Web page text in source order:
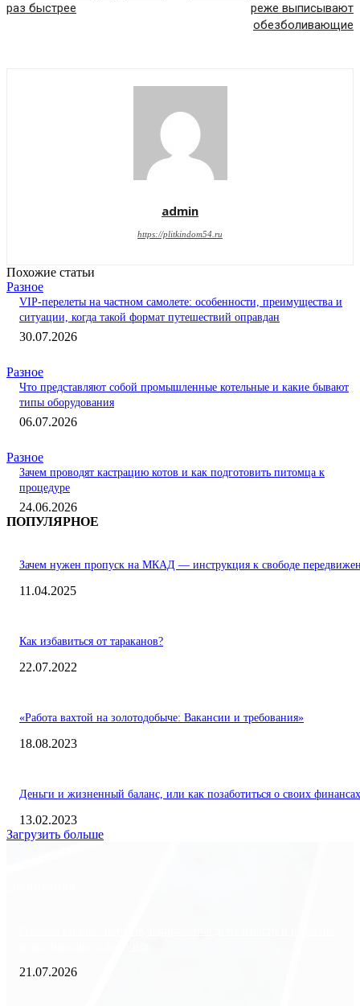
раз быстрее
реже выписывают
обезболивающие
admin
https://plitkindom54.ru
Похожие статьи
Разное
VIP-перелеты на частном самолете: особенности, преимущества и
ситуации, когда такой формат путешествий оправдан
30.07.2026
Разное
Что представляют собой промышленные котельные и какие бывают
типы оборудования
06.07.2026
Разное
Зачем проводят кастрацию котов и как подготовить питомца к
процедуре
24.06.2026
ПОПУЛЯРНОЕ
Зачем нужен пропуск на МКАД — инструкция к свободе
11.04.2025
Как избавиться от тараканов?
22.07.2022
«Работа вахтой на золотодобыче: Вакансии и требования»
18.08.2023
Деньги и жизненный баланс, или как позаботиться о своих финансах
13.02.2023
Загрузить больше
21.07.2026